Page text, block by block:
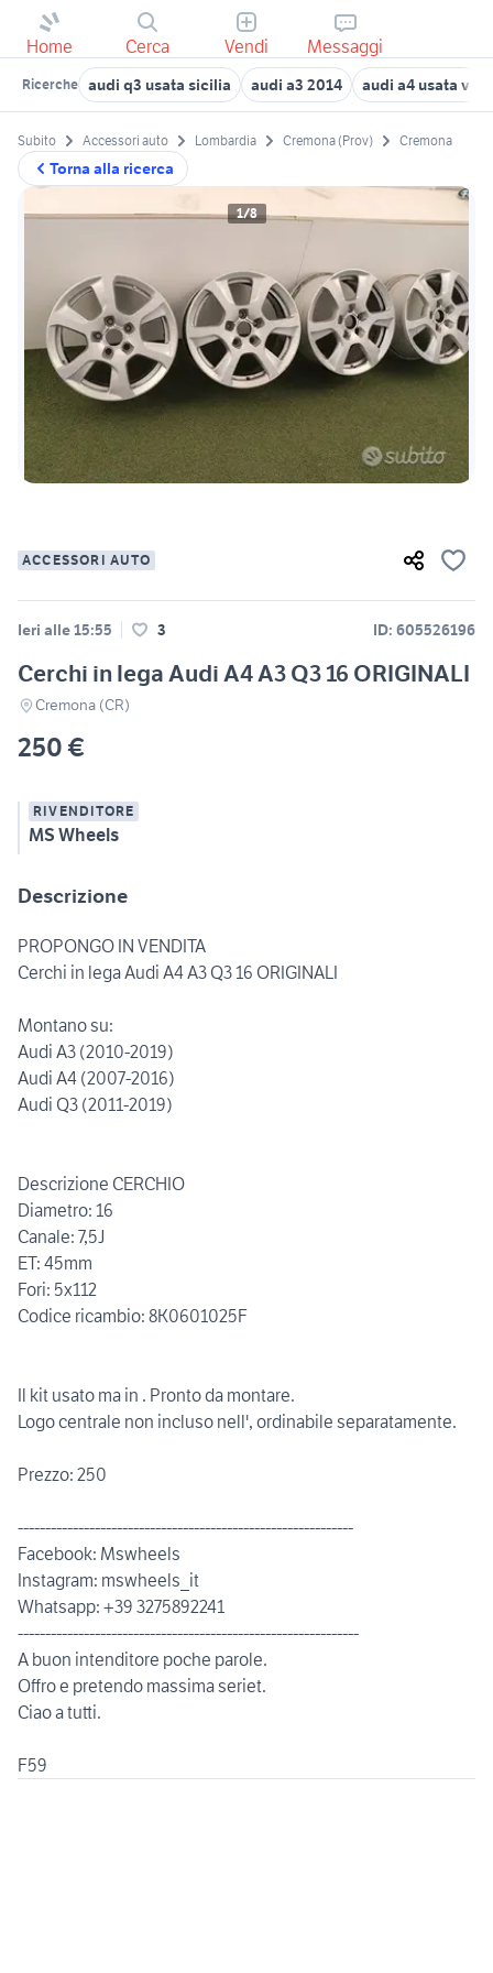
Home Cerca Vendi Messaggi
Ricerche audi q3 usata sicilia audi a3 2014 audi a4 usata
Torna alla ricerca
Subito Accessori auto Lombardia Cremona (Prov) Cremona
1/8
ACCESSORI AUTO
Ieri alle 15:55 3 ID: 605526196
Cerchi in lega Audi A4 A3 Q3 16 ORIGINALI
Cremona (CR)
250 €
RIVENDITORE
MS Wheels
Descrizione
PROPONGO IN VENDITA
Cerchi in lega Audi A4 A3 Q3 16 ORIGINALI
Montano su:
Audi A3 (2010-2019)
Audi A4 (2007-2016)
Audi Q3 (2011-2019)
Descrizione CERCHIO
Diametro: 16
Canale: 7,5J
ET: 45mm
Fori: 5x112
Codice ricambio: 8K0601025F
Il kit usato ma in . Pronto da montare.
Logo centrale non incluso nell', ordinabile separatamente.
Prezzo: 250
-------------------------------------------------------------
Facebook: Mswheels
Instagram: mswheels_it
Whatsapp: +39 3275892241
--------------------------------------------------------------
A buon intenditore poche parole.
Offro e pretendo massima seriet.
Ciao a tutti.
F59